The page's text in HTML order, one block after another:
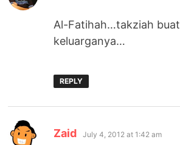
Al-Fatihah…takziah buat
keluarganya…
REPLY
Zaid says:
July 4, 2012 at 1:42 am